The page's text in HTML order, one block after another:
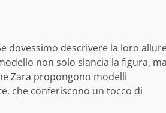
dovessimo descrivere la loro
non solo slancia la figura,
Zara propongono modelli
che conferiscono un tocco di